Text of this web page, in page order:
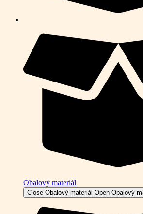
Obalový materiál
Close Obalový materiál Open Obalový